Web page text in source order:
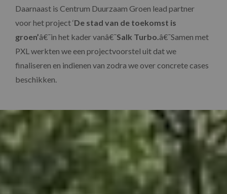
Daarnaast is Centrum Duurzaam Groen lead partner
voor het project ‘De stad van de toekomst is
groen’â€¯in het kader vanâ€¯Salk Turbo.â€¯Samen met
PXL werkten we een projectvoorstel uit dat we
finaliseren en indienen van zodra we over concrete cases
beschikken.